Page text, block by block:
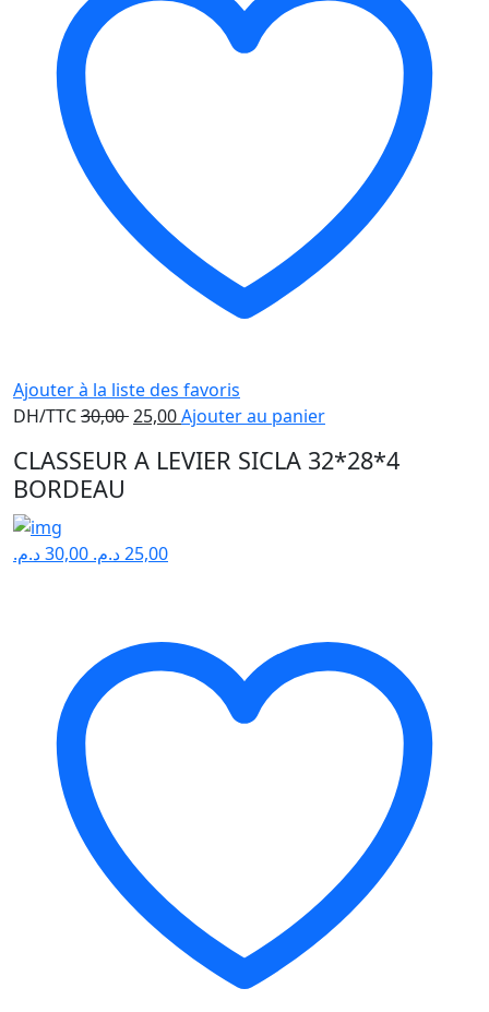
Ajouter à la liste des favoris
DH/TTC30,00 Le
initial
25,00Le
actuel
Ajouter au panier
CLASSEUR A LEVIER SICLA 32*28*4
BORDEAU
30,00د.م. 25,00د.م.